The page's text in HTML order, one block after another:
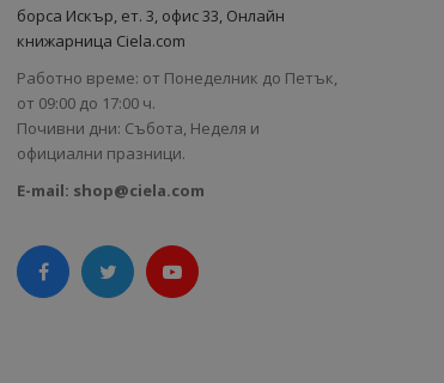
борса Искър, ет. 3, офис 33, Онлайн
книжарница Ciela.com
Работно време: от Понеделник до Петък,
от 09:00 до 17:00 ч.
Почивни дни: Събота, Неделя и
официални празници.
E-mail: shop@ciela.com